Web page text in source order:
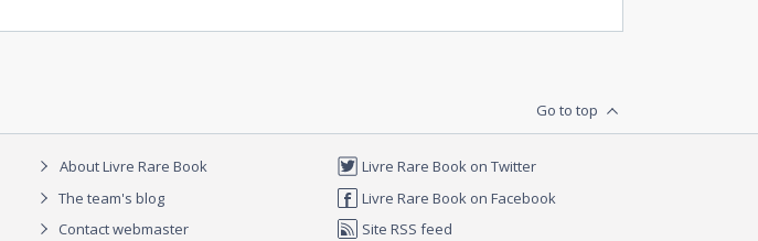
Go to top
About Livre Rare Book
The team's blog
Contact webmaster
Livre Rare Book on Twitter
Livre Rare Book on Facebook
Site RSS feed